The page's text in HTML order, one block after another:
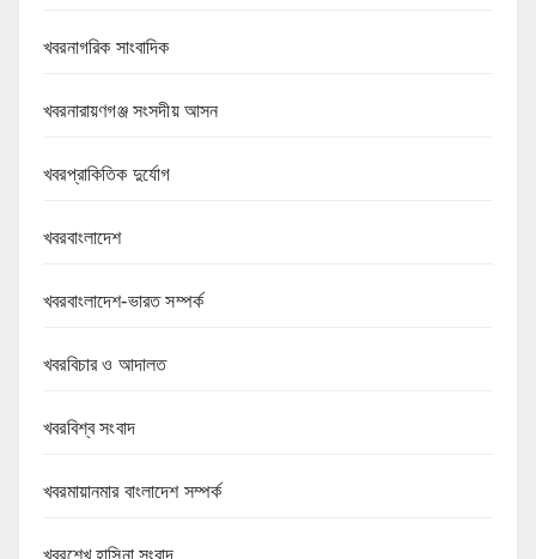
খবরনাগরিক সাংবাদিক
খবরনারায়ণগঞ্জ সংসদীয় আসন
খবরপ্রাকিতিক দুর্যোগ
খবরবাংলাদেশ
খবরবাংলাদেশ-ভারত সম্পর্ক
খবরবিচার ও আদালত
খবরবিশ্ব সংবাদ
খবরমায়ানমার বাংলাদেশ সম্পর্ক
খবরশেখ হাসিনা সংবাদ